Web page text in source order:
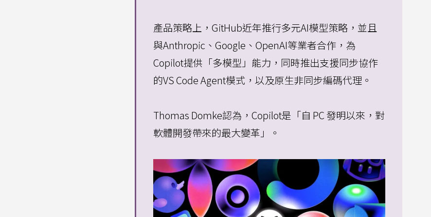
產品策略上，GitHub近年推行多元AI模型策略，並且
與Anthropic、Google、OpenAI等業者合作，為
Copilot提供「多模型」能力，同時推出支援同步協作
的VS Code Agent模式，以及原生非同步編碼代理。
Thomas Domke認為，Copilot是「自 PC 發明以來，對
軟體開發帶來的最大變革」。